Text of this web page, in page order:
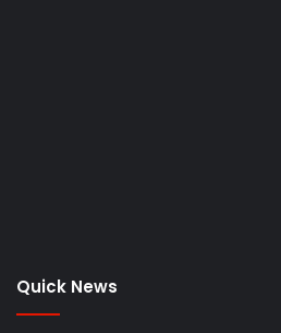
Quick News